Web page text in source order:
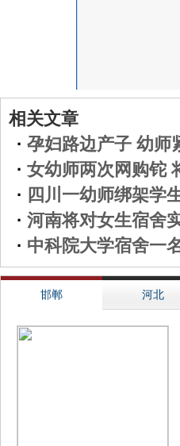
相关文章
· 孕妇路边产子 幼师
· 女幼师两次网购铊
· 四川一幼师绑架学
· 河南将对女生宿舍
· 中科院大学宿舍一
邯郸 河北